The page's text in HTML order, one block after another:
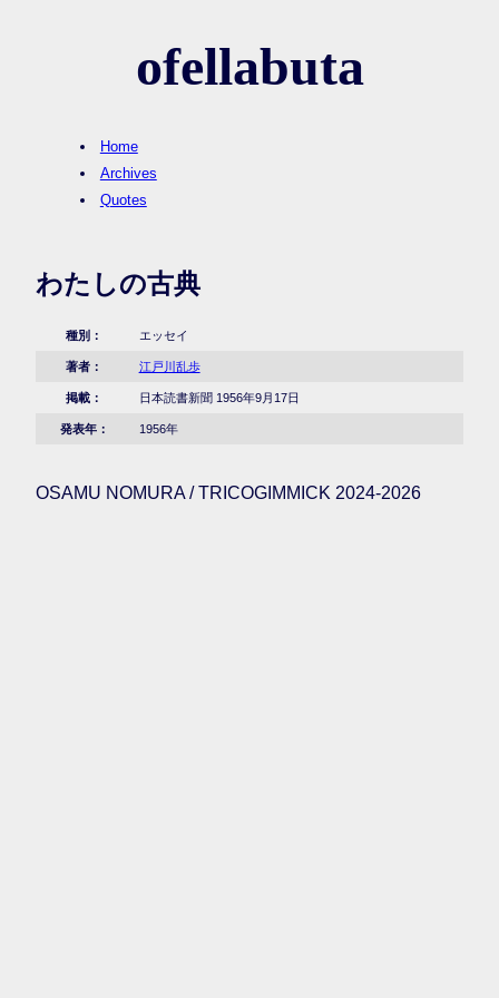
ofellabuta
Home
Archives
Quotes
わたしの古典
種別： エッセイ
著者： 江戸川乱歩
掲載： 日本読書新聞 1956年9月17日
発表年： 1956年
OSAMU NOMURA / TRICOGIMMICK 2024-2026